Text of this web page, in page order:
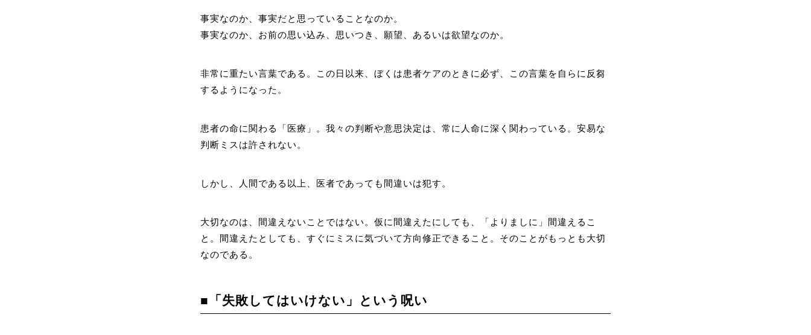
事実なのか、事実だと思っていることなのか。
事実なのか、お前の思い込み、思いつき、願望、あるいは欲望なのか。
非常に重たい言葉である。この日以来、ぼくは患者ケアのときに必ず、この言葉を自らに反芻
するようになった。
患者の命に関わる「医療」。我々の判断や意思決定は、常に人命に深く関わっている。安易な
判断ミスは許されない。
しかし、人間である以上、医者であっても間違いは犯す。
大切なのは、間違えないことではない。仮に間違えたにしても、「よりましに」間違えるこ
と。間違えたとしても、すぐにミスに気づいて方向修正できること。そのことがもっとも大切
なのである。
■「失敗してはいけない」という呪い